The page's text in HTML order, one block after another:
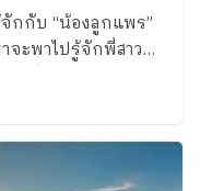
กกับ “น้องลูกแพร”
ะพาไปรู้จักพี่สาว
หนึ่งในนักกีฬาปีน
ปี ประเภท
นพัฒนา